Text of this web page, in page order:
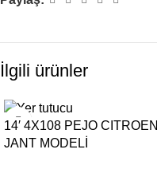
İlgili ürünler
14′ 4X108 PEJO CITROEN
JANT MODELİ